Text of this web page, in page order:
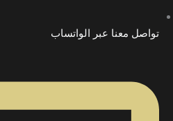
تواصل معنا عبر الواتساب